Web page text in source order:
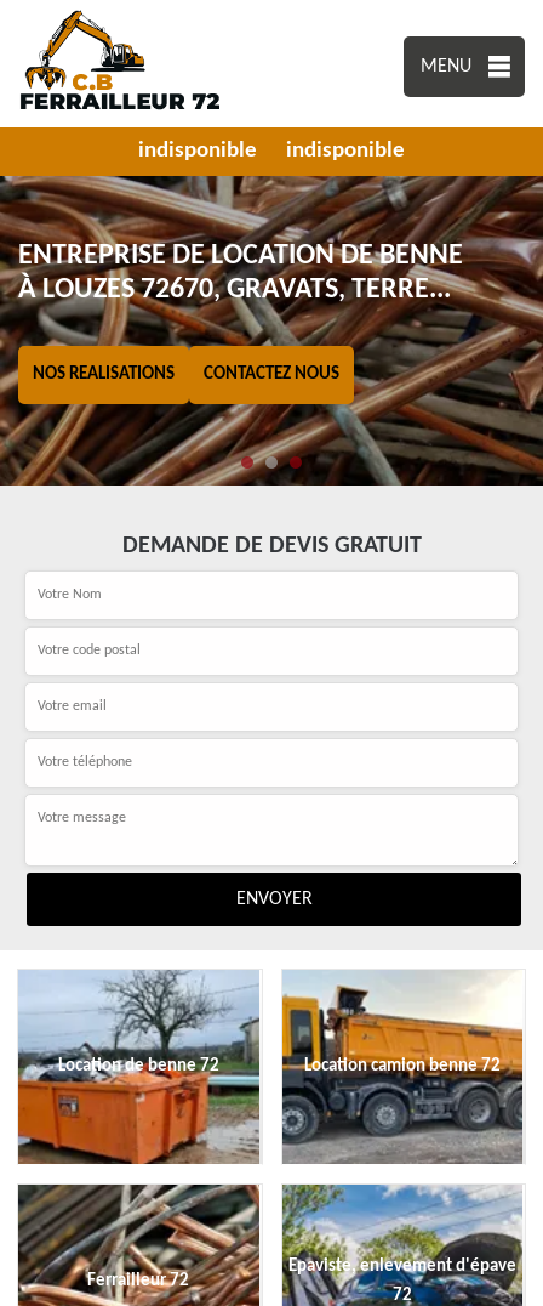
MENU
indisponible indisponible
ENTREPRISE DE LOCATION DE BENNE
À LOUZES 72670, GRAVATS, TERRE...
NOS REALISATIONS CONTACTEZ NOUS
DEMANDE DE DEVIS GRATUIT
Location de benne 72 Location camion benne 72
Ferrailleur 72
Epaviste, enlevement d'épave
72